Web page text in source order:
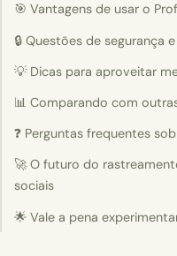
🎯 Vantagens de usar o
🔒 Questões de segurança
💡 Dicas para aproveitar
📊 Comparando com
❓ Perguntas frequentes
🚀 O futuro do
sociais
🌟 Vale a pena